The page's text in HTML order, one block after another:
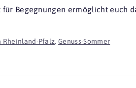
für Begegnungen ermöglicht euch
Rheinland-Pfalz,Genuss-Sommer